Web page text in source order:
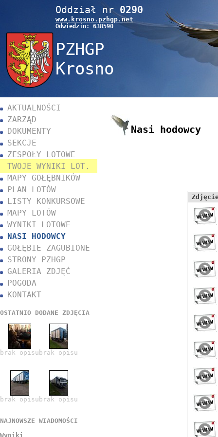
Oddział nr 0290
www. krosno.pzhgp.net
Odwiedzin: 638590
PZHGP
Krosno
Nasi hodowcy
AKTUALNOŚCI
ZARZĄD
DOKUMENTY
SEKCJE
ZESPOŁY LOTOWE
TWOJE WYNIKI LOT.
MAPY GOŁĘBNIKÓW
PLAN LOTÓW
LISTY KONKURSOWE
MAPY LOTÓW
WYNIKI LOTOWE
NASI HODOWCY
GOŁĘBIE ZAGUBIONE
STRONY PZHGP
GALERIA ZDJĘĆ
POGODA
KONTAKT
OSTATNIO DODANE ZDJĘCIA
brak opisu brak opisu
brak opisu brak opisu
NAJNOWSZE WIADOMOŚCI
Wyniki